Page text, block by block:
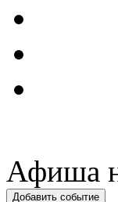
Афиша
Добавить событие